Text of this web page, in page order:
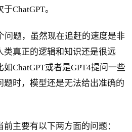
ChatGPT。
问题，虽然现在追赶的速度是非
类真正的逻辑和知识还是很远
ChatGPT或者是GPT4提问一些
题时，模型还是无法给出准确的
主要有以下两方面的问题：